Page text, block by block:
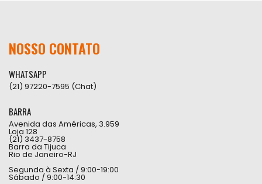
NOSSO CONTATO
WHATSAPP
(21) 97220-7595 (Chat)
BARRA
Avenida das Américas, 3.959
Loja 128
(21) 3437-8758
Barra da Tijuca
Rio de Janeiro-RJ
Segunda à Sexta / 9:00-19:00
Sábado / 9:00-14:30